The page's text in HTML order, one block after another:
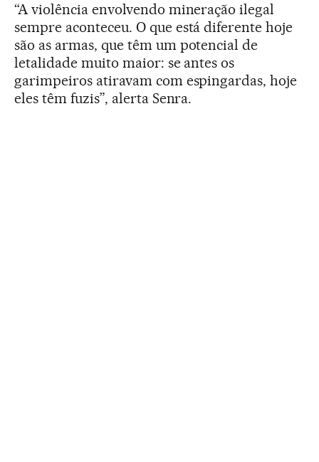
“A violência envolvendo mineração ilegal
sempre aconteceu. O que está diferente hoje
são as armas, que têm um potencial de
letalidade muito maior: se antes os
garimpeiros atiravam com espingardas, hoje
eles têm fuzis”, alerta Senra.